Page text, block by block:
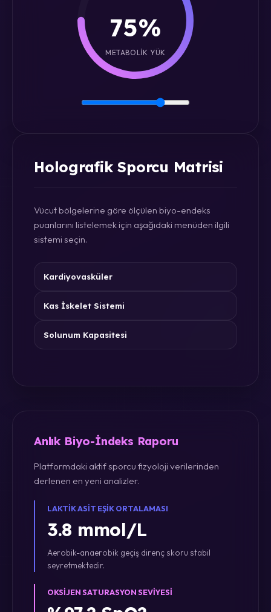
75%
METABOLIK YÜK
Holografik Sporcu Matrisi
Vücut bölgelerine göre ölçülen biyo-endeks
puanlarını listelemek için aşağıdaki menüden ilgili
sistemi seçin.
Kardiyovasküler
Kas İskelet Sistemi
Solunum Kapasitesi
Anlık Biyo-İndeks Raporu
Platformdaki aktif sporcu fizyoloji verilerinden
derlenen en yeni analizler.
LAKTIK ASIT EŞIK ORTALAMASI
3.8 mmol/L
Aerobik-anaerobik geçiş direnç skoru stabil
seyretmektedir.
OKSIJEN SATURASYON SEVIYESI